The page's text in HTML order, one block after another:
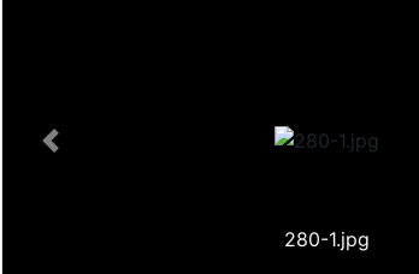
280-1.jpg
Previous